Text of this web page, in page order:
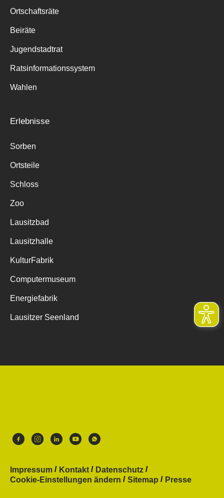
Ortschaftsräte
Beiräte
Jugendstadtrat
Ratsinformationssystem
Wahlen
Erlebnisse
Sorben
Ortsteile
Schloss
Zoo
Lausitzbad
Lausitzhalle
KulturFabrik
Computermuseum
Energiefabrik
Lausitzer Seenland
Impressum Kontakt
Datenschutz
Cookie-Einstellungen ändern
Sitemap Presse